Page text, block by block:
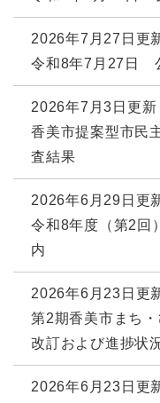
2026年7月27日更
令和8年7月27日
2026年7月3日更新
香美市提案型市民
査結果
2026年6月29日更
令和8年度（第2回
内
2026年6月23日更
第2期香美市まち
改訂および進捗状
2026年6月23日更